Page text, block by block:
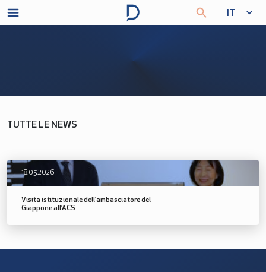
TUTTE LE NEWS
18.05.2026
Visita istituzionale dell’ambasciatore del
Giappone all’ACS